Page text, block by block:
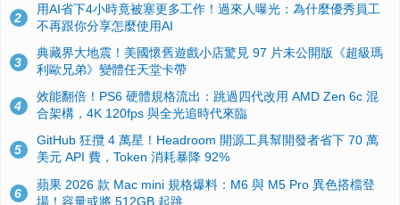
2
用AI省下4小時竟被塞更多工作！過來人曝光：為什麼優秀員工
不再跟你分享怎麼使用AI
3
典藏界大地震！美國懷舊遊戲小店驚見 97 片未公開版《超級瑪
利歐兄弟》變體任天堂卡帶
4
效能翻倍！PS6 硬體規格流出：跳過四代改用 AMD Zen 6c 混
合架構，4K 120fps 與全光追時代來臨
5
GitHub 狂攬 4 萬星！Headroom 開源工具幫開發者省下 70 萬
美元 API 費，Token 消耗暴降 92%
6
蘋果 2026 款 Mac mini 規格爆料：M6 與 M5 Pro 異色搭檔登
場！容量或將 512GB 起跳